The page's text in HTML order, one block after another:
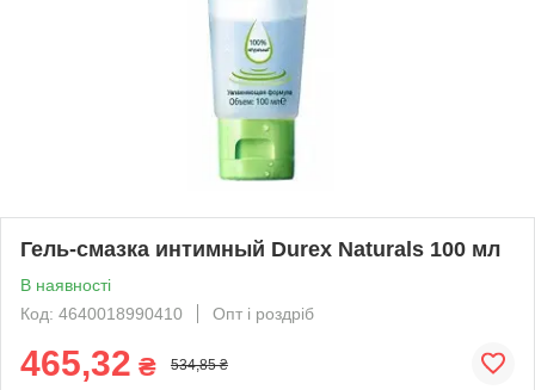
Гель-смазка интимный Durex Naturals 100 мл
В наявності
Код: 4640018990410
Опт і роздріб
465,32 ₴ 534,85 ₴